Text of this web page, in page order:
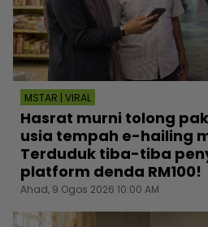
MSTAR | VIRAL
Hasrat murni tolong
usia tempah e-hailing
Terduduk tiba-tiba
platform denda RM100!
Ahad, 9 Ogos 2026 10:00 AM